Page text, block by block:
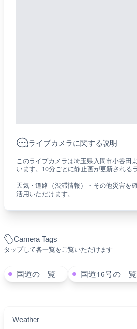
Camera Tags
タップして各一覧をご覧いただけます
国道の一覧 国道16号の一覧
Weather
ライブカメラに関する説明
このライブカメラは埼玉県入間市小谷田よ
います。10分ごとに静止画が更新される
天気・道路（渋滞情報）・その他災害を
活用いただけます。